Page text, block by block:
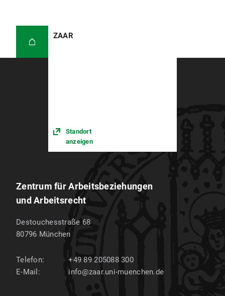
ZAAR
Standort
anzeigen
Zentrum für Arbeitsbeziehungen
und Arbeitsrecht
Destouchesstraße 68
80796 München
Telefon:
+49 89 205088 300
E-Mail:
info@zaar.uni-muenchen.de